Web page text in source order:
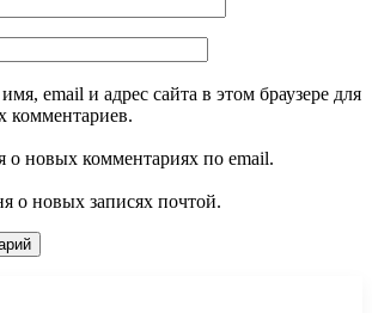
email и адрес сайта в этом браузере для
комментариев.
о новых комментариях по email.
о новых записях почтой.